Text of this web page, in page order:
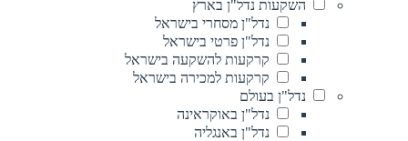
השקעות נדל"ן בארץ
נדל"ן מסחרי בישראל
נדל"ן פרטי בישראל
קרקעות להשקעה בישראל
קרקעות למכירה בישראל
נדל"ן בעולם
נדל"ן באוקראינה
נדל"ן באנגליה